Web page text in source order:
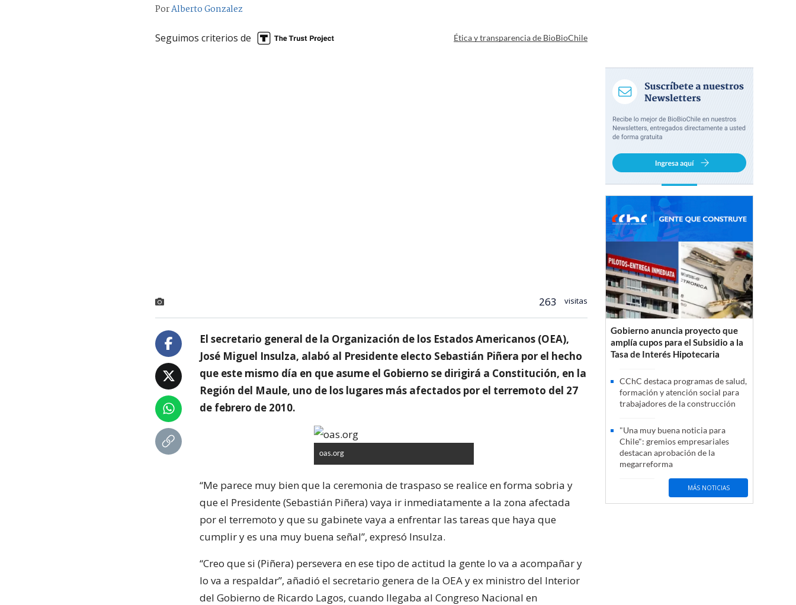
PorAlberto Gonzalez
Seguimos criterios de Ética y transparencia de BioBioChile
263 visitas
El secretario general de la Organización de los Estados Americanos (OEA),
José Miguel Insulza, alabó al Presidente electo Sebastián Piñera por el hecho
que este mismo día en que asume el Gobierno se dirigirá a Constitución, en la
Región del Maule, uno de los lugares más afectados por el terremoto del 27
de febrero de 2010.
oas.org
“Me parece muy bien que la ceremonia de traspaso se realice en forma sobria y
que el Presidente (Sebastián Piñera) vaya ir inmediatamente a la zona afectada
por el terremoto y que su gabinete vaya a enfrentar las tareas que haya que
cumplir y es una muy buena señal”, expresó Insulza.
“Creo que si (Piñera) persevera en ese tipo de actitud la gente lo va a acompañar y
lo va a respaldar”, añadió el secretario genera de la OEA y ex ministro del Interior
del Gobierno de Ricardo Lagos, cuando llegaba al Congreso Nacional en
Gobierno anuncia proyecto que
amplía cupos para el Subsidio a la
Tasa de Interés Hipotecaria
CChC destaca programas de salud,
formación y atención social para
trabajadores de la construcción
"Una muy buena noticia para
Chile": gremios empresariales
destacan aprobación de la
megarreforma
MÁS NOTICIAS